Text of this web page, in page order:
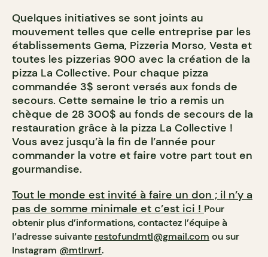
Quelques initiatives se sont joints au
mouvement telles que celle entreprise par les
établissements Gema, Pizzeria Morso, Vesta et
toutes les pizzerias 900 avec la création de la
pizza La Collective. Pour chaque pizza
commandée 3$ seront versés aux fonds de
secours. Cette semaine le trio a remis un
chèque de 28 300$ au fonds de secours de la
restauration grâce à la pizza La Collective !
Vous avez jusqu’à la fin de l’année pour
commander la votre et faire votre part tout en
gourmandise.
Tout le monde est invité à faire un don ; il n’y a
pas de somme minimale et c’est ici ! Pour
obtenir plus d’informations, contactez l’équipe à
l’adresse suivante restofundmtl@gmail.com ou sur
Instagram @mtlrwrf.